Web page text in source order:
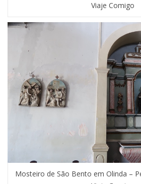
Viaje Comigo
Mosteiro de São Bento em Olinda –